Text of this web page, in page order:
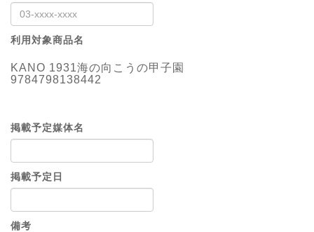
利用対象商品名
KANO 1931海の向こうの甲子園
9784798138442
掲載予定媒体名
掲載予定日
備考